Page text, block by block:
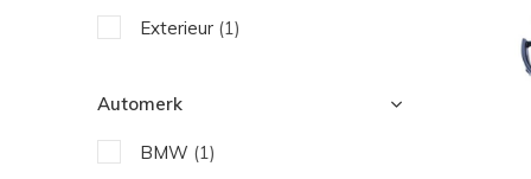
Exterieur (1)
Automerk
BMW (1)